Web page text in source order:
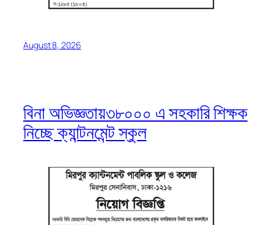
August 8, 2026
বিনা অভিজ্ঞতায়৩৮০০০ এ সহকারি শিক্ষক
নিচ্ছে ক্যান্টনমেন্ট স্কুল